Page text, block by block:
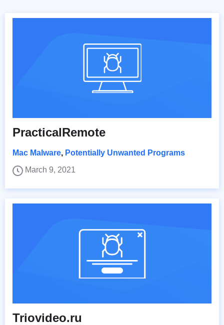
PracticalRemote
Mac Malware, Potentially Unwanted Programs
March 9, 2021
Triovideo.ru